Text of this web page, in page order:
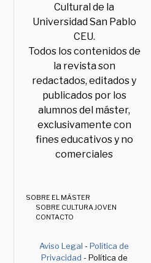
Cultural de la
Universidad San Pablo
CEU.
Todos los contenidos de
la revista son
redactados, editados y
publicados por los
alumnos del máster,
exclusivamente con
fines educativos y no
comerciales
SOBRE EL MÁSTER
SOBRE CULTURA JOVEN
CONTACTO
Aviso Legal -Política de
Privacidad - Política de